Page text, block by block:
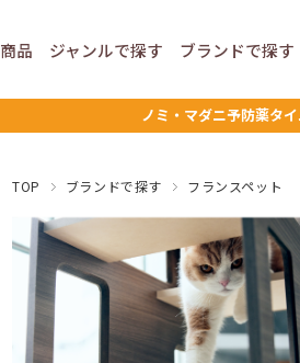
ノミ・マダニ予防薬タ
商品 ジャンルで探す ブランドで探す
TOP ブランドで探す フランスペット